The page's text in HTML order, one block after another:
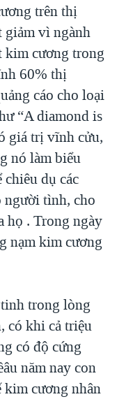
CUỘC'
NAM
NAM
HẢI SÂM
NÔNG THÔN MỸ
trên thị
giảm vì ngành
kim cương trong
60% thị
cáo cho loại
“A diamond is
giá trị vĩnh cửu,
nó làm biểu
dụ các
người tình, cho
họ . Trong ngày
nạm kim cương
trong lòng
có khi cả triệu
có độ cứng
năm nay con
kim cương nhân